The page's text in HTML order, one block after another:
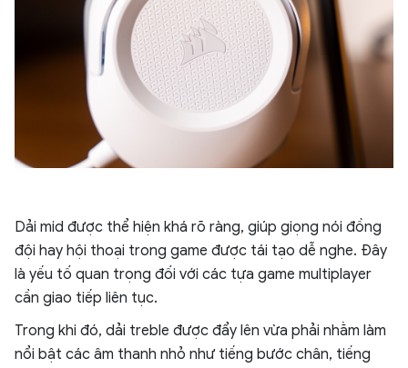
Dải mid được thể hiện khá rõ ràng, giúp giọng nói đồng
đội hay hội thoại trong game được tái tạo dễ nghe. Đây
là yếu tố quan trọng đối với các tựa game multiplayer
cần giao tiếp liên tục.
Trong khi đó, dải treble được đẩy lên vừa phải nhằm làm
nổi bật các âm thanh nhỏ như tiếng bước chân, tiếng